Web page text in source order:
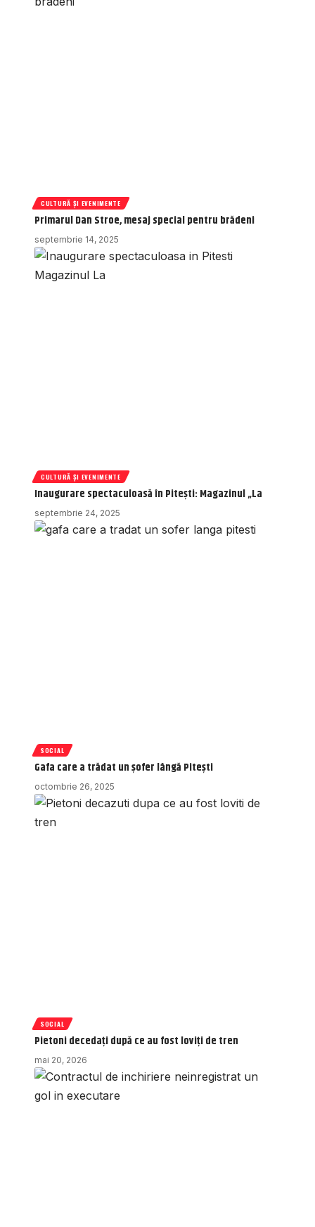
CULTURĂ ȘI EVENIMENTE
Primarul Dan Stroe, mesaj special pentru brădeni
septembrie 14, 2025
CULTURĂ ȘI EVENIMENTE
Inaugurare spectaculoasă în Pitești: Magazinul „La
septembrie 24, 2025
SOCIAL
Gafa care a trădat un șofer lângă Pitești
octombrie 26, 2025
SOCIAL
Pietoni decedați după ce au fost loviți de tren
mai 20, 2026